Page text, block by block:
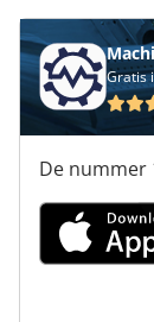
Knop Hoofd
Kunststof
Labelen
Machine
Neff
Pawert Spm
Gratis
De nummer